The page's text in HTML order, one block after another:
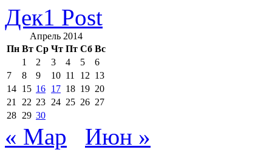
Дек1 Post
Апрель 2014
Пн Вт Ср Чт Пт Сб Вс
1
2 3 4 5
6
7
8 9 10 11 12 13
14 15 16 17 18 19 20
21
22 23 24 25 26 27
28 29 30
« Мар Июн »